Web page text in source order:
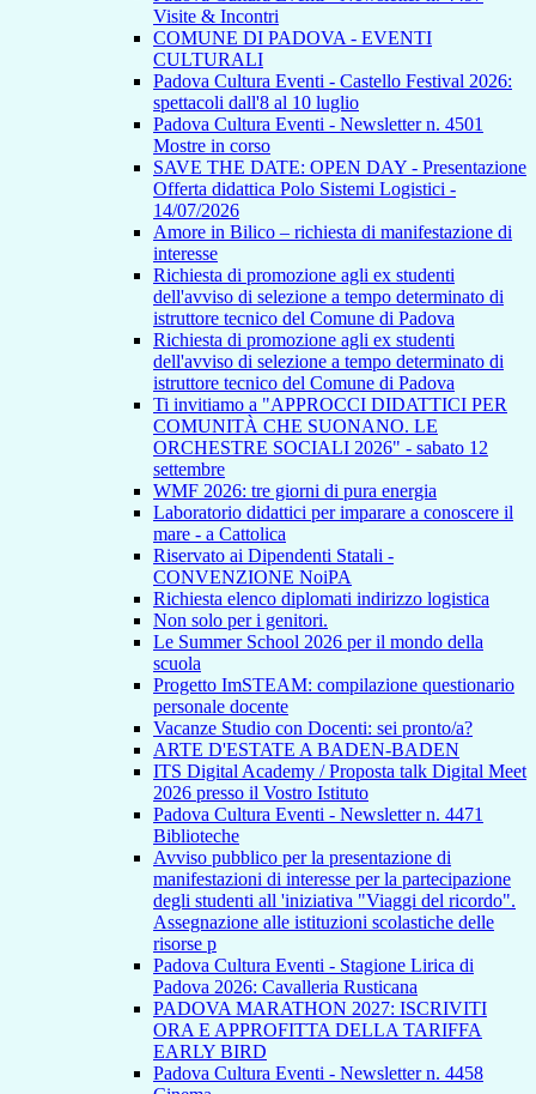
Visite & Incontri
COMUNE DI PADOVA - EVENTI
CULTURALI
Padova Cultura Eventi - Castello Festival 2026:
spettacoli dall'8 al 10 luglio
Padova Cultura Eventi - Newsletter n. 4501
Mostre in corso
SAVE THE DATE: OPEN DAY - Presentazione
Offerta didattica Polo Sistemi Logistici -
14/07/2026
Amore in Bilico – richiesta di manifestazione di
interesse
Richiesta di promozione agli ex studenti
dell'avviso di selezione a tempo determinato di
istruttore tecnico del Comune di Padova
Richiesta di promozione agli ex studenti
dell'avviso di selezione a tempo determinato di
istruttore tecnico del Comune di Padova
Ti invitiamo a "APPROCCI DIDATTICI PER
COMUNITÀ CHE SUONANO. LE
ORCHESTRE SOCIALI 2026" - sabato 12
settembre
WMF 2026: tre giorni di pura energia
Laboratorio didattici per imparare a conoscere il
mare - a Cattolica
Riservato ai Dipendenti Statali -
CONVENZIONE NoiPA
Richiesta elenco diplomati indirizzo logistica
Non solo per i genitori.
Le Summer School 2026 per il mondo della
scuola
Progetto ImSTEAM: compilazione questionario
personale docente
Vacanze Studio con Docenti: sei pronto/a?
ARTE D'ESTATE A BADEN-BADEN
ITS Digital Academy / Proposta talk Digital Meet
2026 presso il Vostro Istituto
Padova Cultura Eventi - Newsletter n. 4471
Biblioteche
Avviso pubblico per la presentazione di
manifestazioni di interesse per la partecipazione
degli studenti all 'iniziativa "Viaggi del ricordo".
Assegnazione alle istituzioni scolastiche delle
risorse p
Padova Cultura Eventi - Stagione Lirica di
Padova 2026: Cavalleria Rusticana
PADOVA MARATHON 2027: ISCRIVITI
ORA E APPROFITTA DELLA TARIFFA
EARLY BIRD
Padova Cultura Eventi - Newsletter n. 4458